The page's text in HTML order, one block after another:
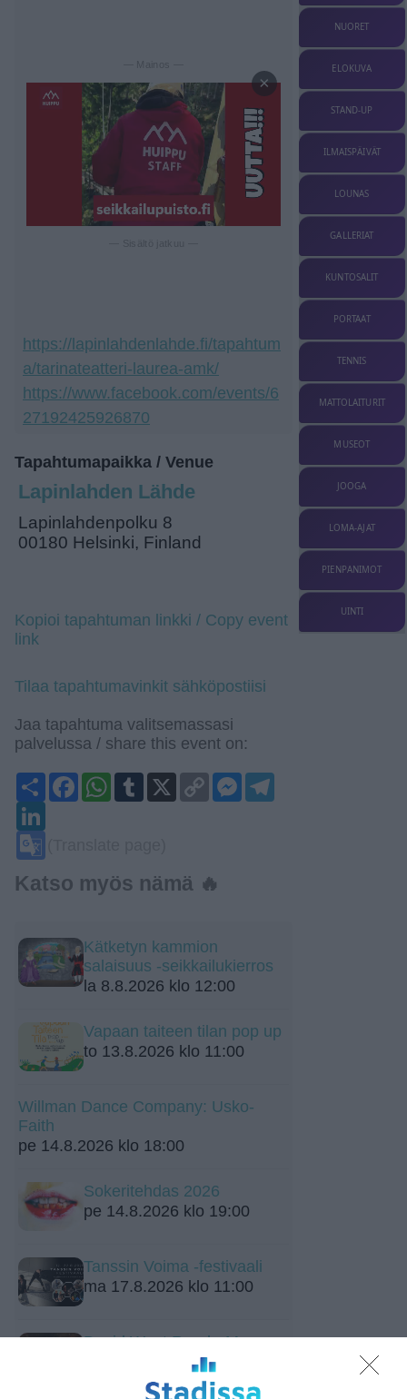
— Mainos —
×
https://lapinlahdenlahde.fi/tapahtum
a/tarinateatteri-laurea-amk/
https://www.facebook.com/events/6
27192425926870
Tapahtumapaikka / Venue
Lapinlahden Lähde
Lapinlahdenpolku 8
00180 Helsinki, Finland
Kopioi tapahtuman linkki / Copy event
link
Tilaa tapahtumavinkit sähköpostiisi
Jaa tapahtuma valitsemassasi
palvelussa / share this event on:
ShareFacebookWhatsApp
Tumblr
X
Copy
Link
Messenger
Katso myös nämä 🔥
Kätketyn kammion
salaisuus -seikkailukierros
la 8.8.2026 klo 12:00
Vapaan taiteen tilan pop up
to 13.8.2026 klo 11:00
Willman Dance Company: Usko-
Faith
pe 14.8.2026 klo 18:00
Sokeritehdas 2026
pe 14.8.2026 klo 19:00
Tanssin Voima -festivaali
ma 17.8.2026 klo 11:00
David West Read - Max
ti 18.8.2026 klo 18:30
NUORET
ELOKUVA
STAND-UP
ILMAISPÄIVÄT
LOUNAS
GALLERIAT
KUNTOSALIT
PORTAAT
TENNIS
MATTOLAITURIT
MUSEOT
JOOGA
LOMA-AJAT
PIENPANIMOT
UINTI